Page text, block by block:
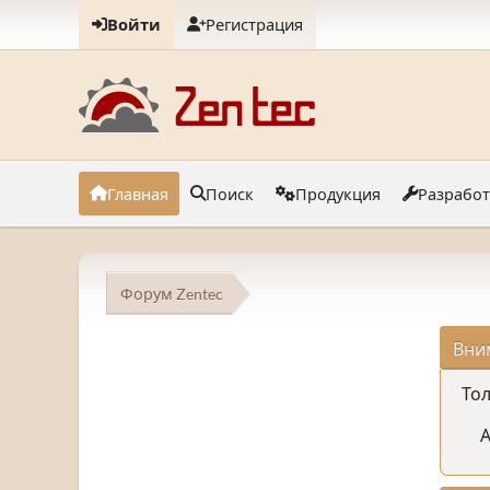
Войти Регистрация
Главная Поиск Продукция
Форум Zentec